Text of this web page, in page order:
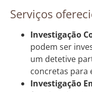
Serviços
Investigação
podem ser
um detetive
concretas para
Investigação